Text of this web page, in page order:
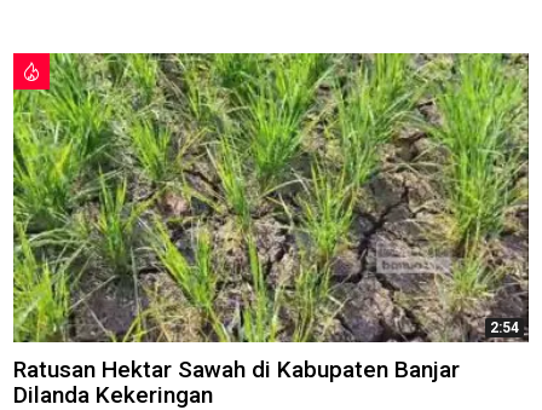
2:54
Ratusan Hektar Sawah di Kabupaten Banjar
Dilanda Kekeringan